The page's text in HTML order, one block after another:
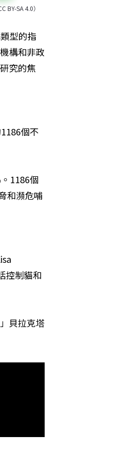
BY-SA 4.0）
型的指
構和非政
究的焦
個不
1186個
和瀕危哺
控制貓和
貝拉克塔